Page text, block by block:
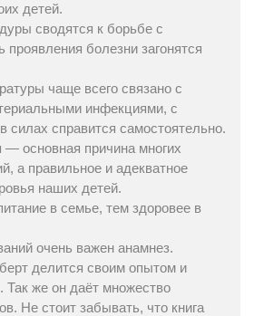
детей.
сводятся к борьбе с
проявления болезни загонятся
чаще всего связано с
инфекциями, с
силах справится самостоятельно.
— основная причина многих
а правильное и адекватное
наших детей.
в семье, тем здоровее в
очень важен анамнез.
делится своим опытом и
Так же он даёт множество
Не стоит забывать, что книга